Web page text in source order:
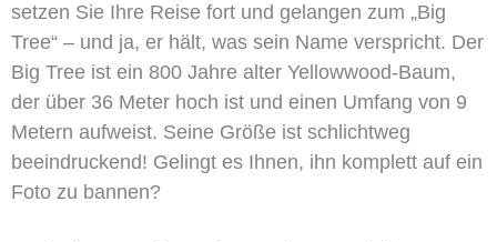
setzen Sie Ihre Reise fort und gelangen zum „Big
Tree“ – und ja, er hält, was sein Name verspricht. Der
Big Tree ist ein 800 Jahre alter Yellowwood-Baum,
der über 36 Meter hoch ist und einen Umfang von 9
Metern aufweist. Seine Größe ist schlichtweg
beeindruckend! Gelingt es Ihnen, ihn komplett auf ein
Foto zu bannen?